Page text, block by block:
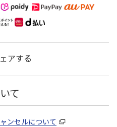
アする
て
ンセルについて